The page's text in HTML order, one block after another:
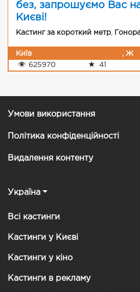
без, запрошуємо Вас
Києві!
Кастинг за короткий метр
Київ
, Ж
👁 625970 ★ 41
Умови використання
Політика конфіденційності
Видалення контенту
Україна
Всі кастинги
Кастинги у Києві
Кастинги у кіно
Кастинги в рекламу